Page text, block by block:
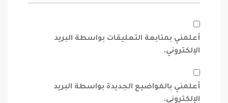
أعلمني بمتابعة التعليقات بواسطة البريد
الإلكتروني.
أعلمني بالمواضيع الجديدة بواسطة البريد
الإلكتروني.